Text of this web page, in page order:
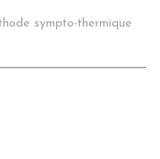
sympto-thermique